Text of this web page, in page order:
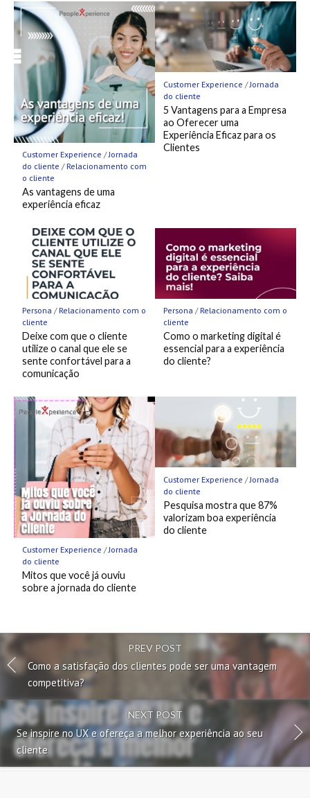
Customer Experience /Jornada
do cliente / Relacionamento com
o cliente
As vantagens de uma
experiência eficaz
Customer Experience /Jornada
do cliente
5 Vantagens para a Empresa
ao Oferecer uma
Experiência Eficaz para os
Clientes
Persona / Relacionamento com o
cliente
Deixe com que o cliente
utilize o canal que ele se
sente confortável para a
comunicação
Persona / Relacionamento com o
cliente
Como o marketing digital é
essencial para a experiência
do cliente?
Customer Experience /Jornada
do cliente
Mitos que você já ouviu
sobre a jornada do cliente
Customer Experience /Jornada
do cliente
Pesquisa mostra que 87%
valorizam boa experiência
do cliente
PREV POST
Como a satisfação dos clientes pode ser uma vantagem
competitiva?
NEXT POST
Se inspire no UX e ofereça a melhor experiência ao seu
cliente